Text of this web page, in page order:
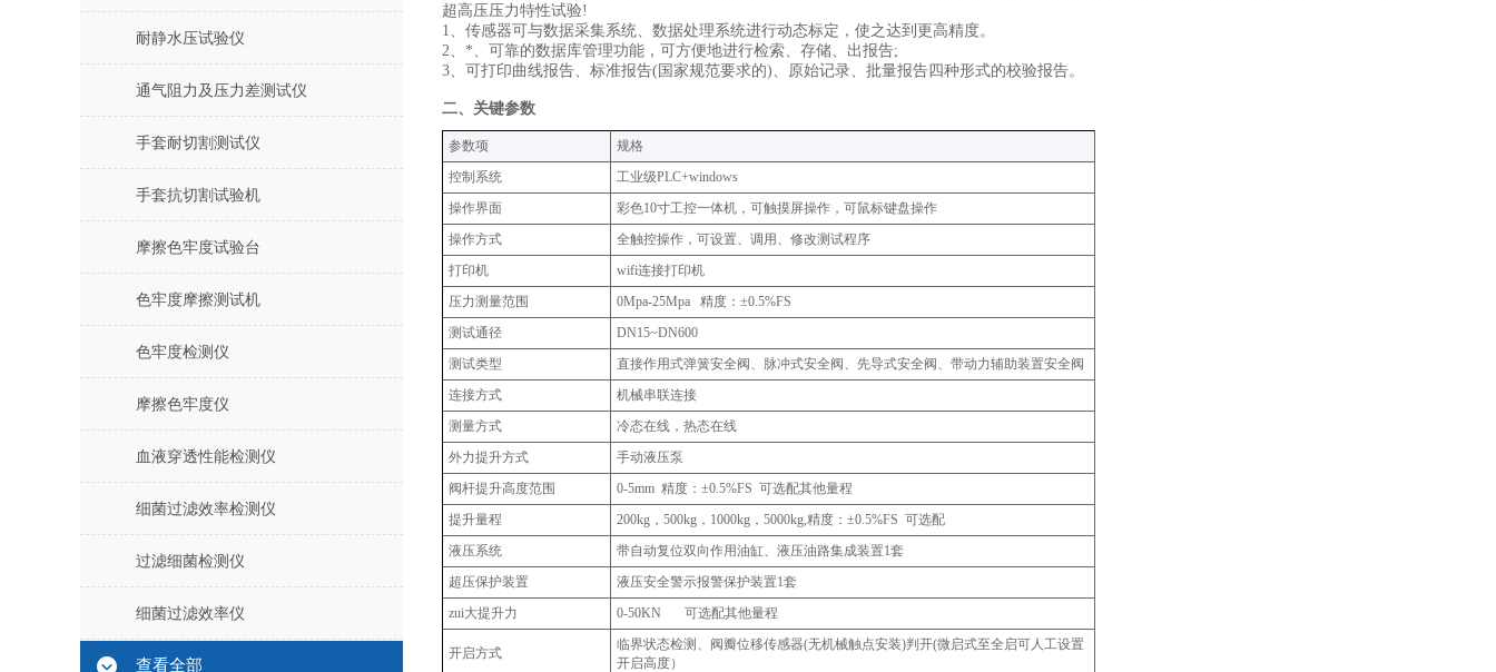
耐静水压试验仪
通气阻力及压力差测试仪
手套耐切割测试仪
手套抗切割试验机
摩擦色牢度试验台
色牢度摩擦测试机
色牢度检测仪
摩擦色牢度仪
血液穿透性能检测仪
细菌过滤效率检测仪
过滤细菌检测仪
细菌过滤效率仪
查看全部
超高压压力特性试验!
1、传感器可与数据采集系统、数据处理系统进行动态标定，使之达到更高精度。
2、*、可靠的数据库管理功能，可方便地进行检索、存储、出报告;
3、可打印曲线报告、标准报告(国家规范要求的)、原始记录、批量报告四种形式的校验报告。
‌二、关键参数
‌参数项‌
规格‌
控制系统
工业级PLC+windows
操作界面
彩色10寸工控一体机，可触摸屏操作，可鼠标键盘操作
操作方式
全触控操作，可设置、调用、修改测试程序
打印机
wifi连接打印机
压力测量范围
0Mpa-25Mpa 精度：±0.5%FS
测试通径
DN15~DN600
测试类型
直接作用式弹簧安全阀、脉冲式安全阀、先导式安全阀、带动力辅助装置安全阀
连接方式
机械串联连接
测量方式
冷态在线，热态在线
外力提升方式
手动液压泵
阀杆提升高度范围
0-5mm 精度：±0.5%FS 可选配其他量程
提升量程
200kg，500kg，1000kg，5000kg,精度：±0.5%FS 可选配
液压系统
带自动复位双向作用油缸、液压油路集成装置1套
超压保护装置
液压安全警示报警保护装置1套
zui大提升力
0-50KN 可选配其他量程
开启方式
临界状态检测、阀瓣位移传感器(无机械触点安装)判开(微启式至全启可人工设置
开启高度）